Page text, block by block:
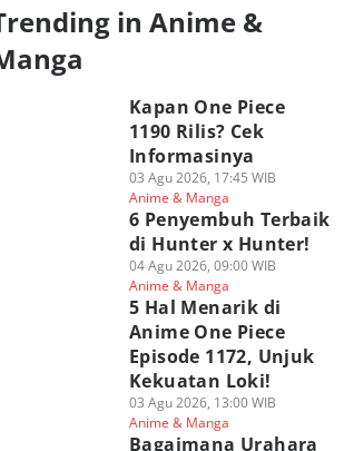
5 Masalah Karakter
Non-Buah Iblis
Melawan Nerona
Imu di One Piece
05 Agu 2026, 16:00 WIB
Anime & Manga
Polls
6 Buah Iblis
Diduga Eksis
Era Void
One Piece
Anime & Manga
in Anime &
Kapan One Piece
1190 Rilis? Cek
Informasinya
03 Agu 2026, 17:45 WIB
Anime & Manga
6 Penyembuh Terbaik
di Hunter x Hunter!
04 Agu 2026, 09:00 WIB
Anime & Manga
5 Hal Menarik di
Anime One Piece
Episode 1172, Unjuk
Kekuatan Loki!
03 Agu 2026, 13:00 WIB
Anime & Manga
Bagaimana Urahara